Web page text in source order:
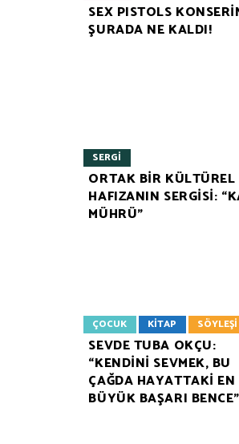
SEX PISTOLS
ŞURADA NE KALDI!
SERGI
ORTAK BİR KÜLTÜREL
HAFIZANIN SERGİSİ:
MÜHRÜ”
ÇOCUK KITAP SÖYLEŞI
SEVDE TUBA OKÇU:
“KENDİNİ SEVMEK, BU
ÇAĞDA HAYATTAKİ EN
BÜYÜK BAŞARI BENCE”